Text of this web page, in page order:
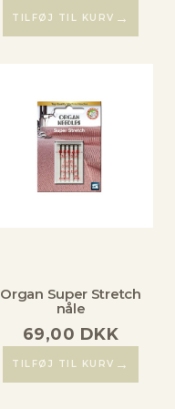
TILFØJ TIL KURV →
Organ Super Stretch
nåle
69,00 DKK
TILFØJ TIL KURV →